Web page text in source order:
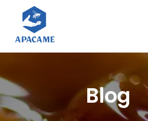
Blog